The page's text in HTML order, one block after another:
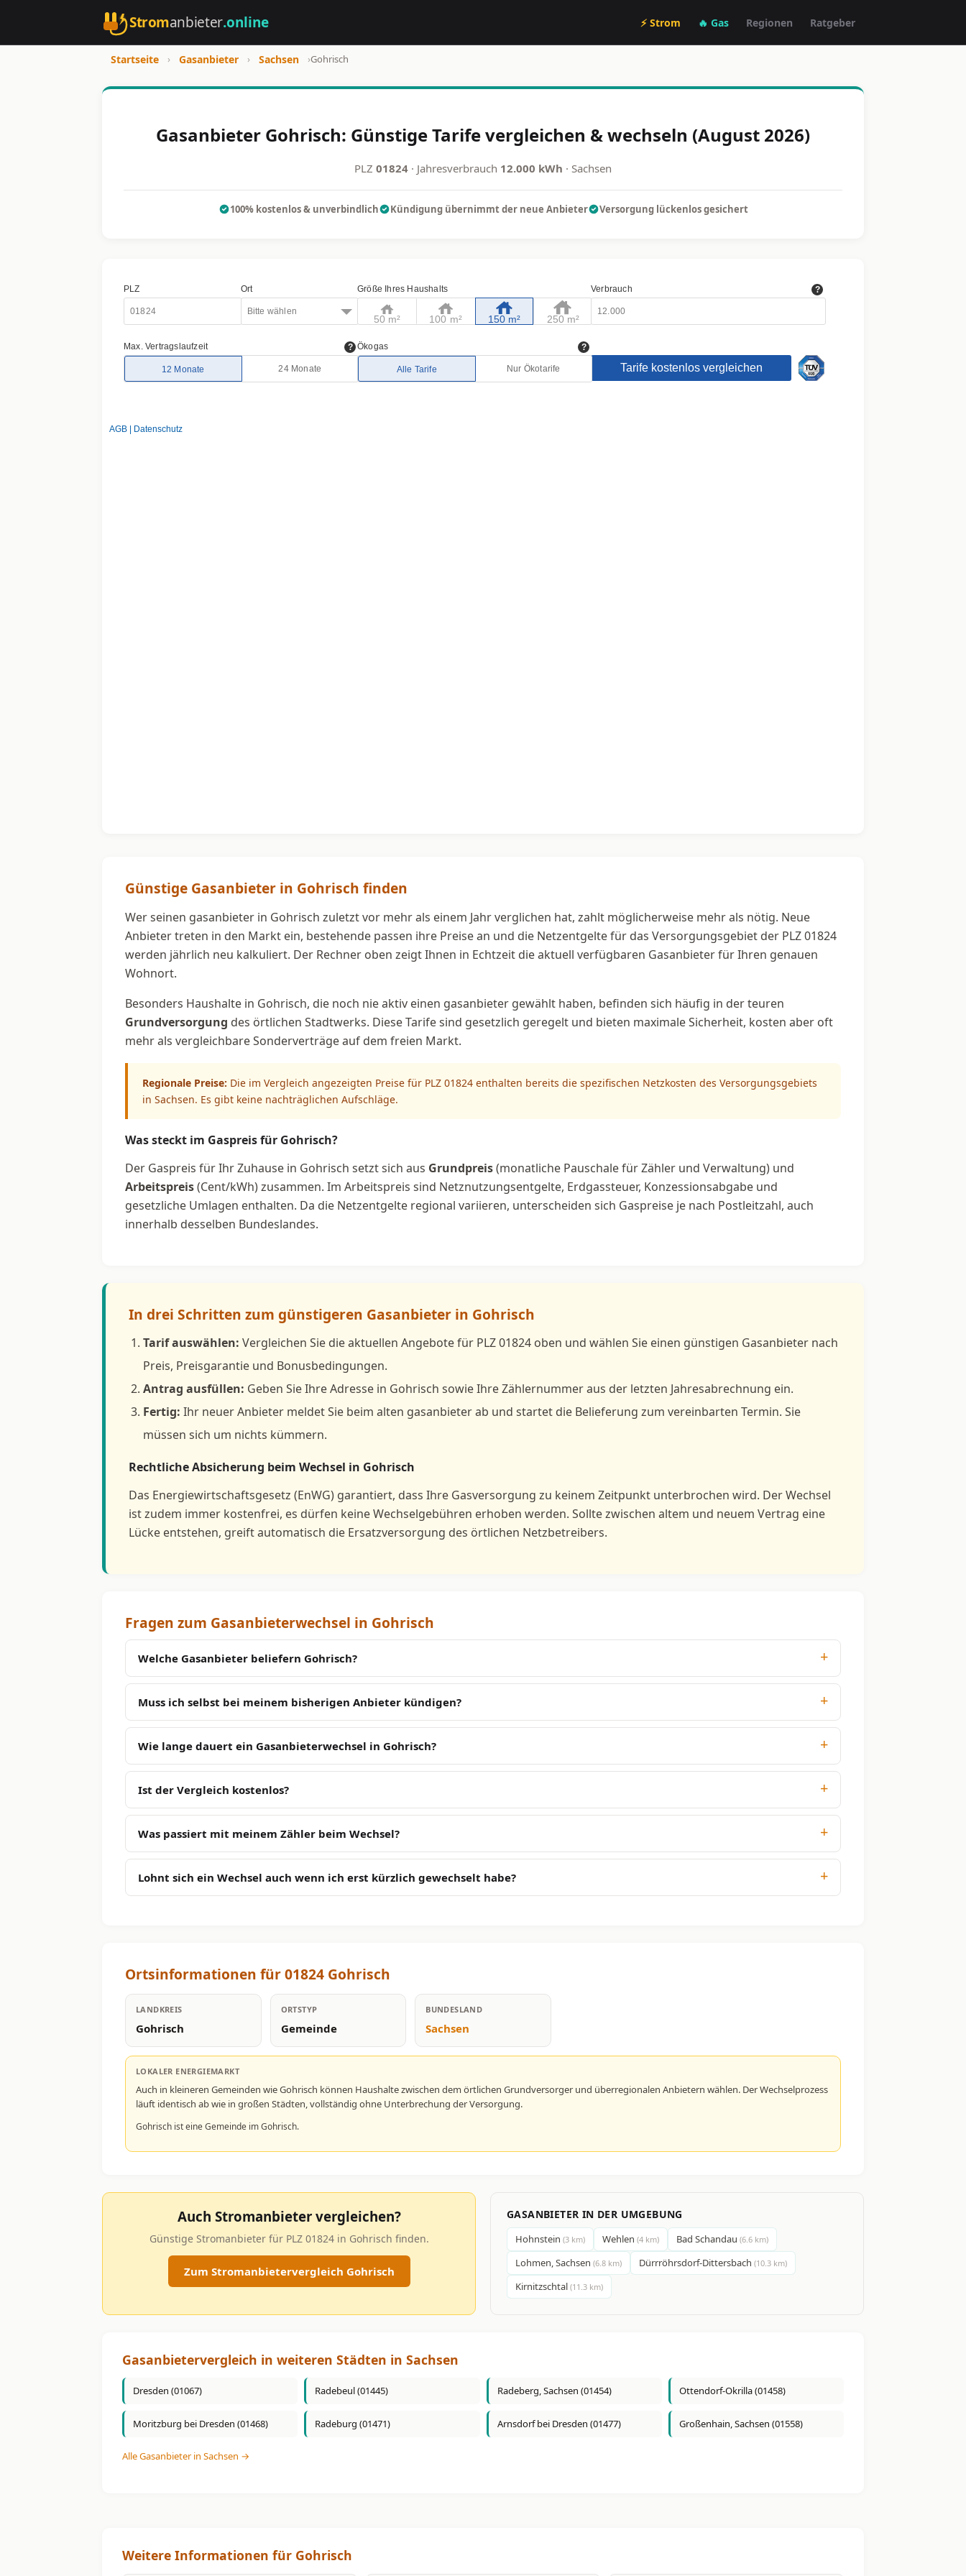
Stromanbieter.online ⚡ Strom 🔥 Gas Regionen Ratgeber
Startseite › Gasanbieter › Sachsen ›Gohrisch
Gasanbieter Gohrisch: Günstige Tarife vergleichen & wechseln (August 2026)
PLZ 01824 · Jahresverbrauch 12.000 kWh · Sachsen
100% kostenlos & unverbindlich Kündigung übernimmt der neue Anbieter Versorgung lückenlos gesichert
Günstige Gasanbieter in Gohrisch finden
Wer seinen gasanbieter in Gohrisch zuletzt vor mehr als einem Jahr verglichen hat, zahlt möglicherweise mehr als nötig. Neue
Anbieter treten in den Markt ein, bestehende passen ihre Preise an und die Netzentgelte für das Versorgungsgebiet der PLZ 01824
werden jährlich neu kalkuliert. Der Rechner oben zeigt Ihnen in Echtzeit die aktuell verfügbaren Gasanbieter für Ihren genauen
Wohnort.
Besonders Haushalte in Gohrisch, die noch nie aktiv einen gasanbieter gewählt haben, befinden sich häufig in der teuren
Grundversorgung des örtlichen Stadtwerks. Diese Tarife sind gesetzlich geregelt und bieten maximale Sicherheit, kosten aber oft
mehr als vergleichbare Sonderverträge auf dem freien Markt.
Regionale Preise: Die im Vergleich angezeigten Preise für PLZ 01824 enthalten bereits die spezifischen Netzkosten des Versorgungsgebiets
in Sachsen. Es gibt keine nachträglichen Aufschläge.
Was steckt im Gaspreis für Gohrisch?
Der Gaspreis für Ihr Zuhause in Gohrisch setzt sich aus Grundpreis(monatliche Pauschale für Zähler und Verwaltung) und
Arbeitspreis(Cent/kWh) zusammen. Im Arbeitspreis sind Netznutzungsentgelte, Erdgassteuer, Konzessionsabgabe und
gesetzliche Umlagen enthalten. Da die Netzentgelte regional variieren, unterscheiden sich Gaspreise je nach Postleitzahl, auch
innerhalb desselben Bundeslandes.
In drei Schritten zum günstigeren Gasanbieter in Gohrisch
Tarif auswählen: Vergleichen Sie die aktuellen Angebote für PLZ 01824 oben und wählen Sie einen günstigen Gasanbieter nach
Preis, Preisgarantie und Bonusbedingungen.
Antrag ausfüllen: Geben Sie Ihre Adresse in Gohrisch sowie Ihre Zählernummer aus der letzten Jahresabrechnung ein.
Fertig: Ihr neuer Anbieter meldet Sie beim alten gasanbieter ab und startet die Belieferung zum vereinbarten Termin. Sie
müssen sich um nichts kümmern.
Rechtliche Absicherung beim Wechsel in Gohrisch
Das Energiewirtschaftsgesetz (EnWG) garantiert, dass Ihre Gasversorgung zu keinem Zeitpunkt unterbrochen wird. Der Wechsel
ist zudem immer kostenfrei, es dürfen keine Wechselgebühren erhoben werden. Sollte zwischen altem und neuem Vertrag eine
Lücke entstehen, greift automatisch die Ersatzversorgung des örtlichen Netzbetreibers.
Fragen zum Gasanbieterwechsel in Gohrisch
Welche Gasanbieter beliefern Gohrisch?
Muss ich selbst bei meinem bisherigen Anbieter kündigen?
Wie lange dauert ein Gasanbieterwechsel in Gohrisch?
Ist der Vergleich kostenlos?
Was passiert mit meinem Zähler beim Wechsel?
Lohnt sich ein Wechsel auch wenn ich erst kürzlich gewechselt habe?
Ortsinformationen für 01824 Gohrisch
LANDKREIS
Gohrisch
ORTSTYP
Gemeinde
BUNDESLAND
Sachsen
LOKALER ENERGIEMARKT
Auch in kleineren Gemeinden wie Gohrisch können Haushalte zwischen dem örtlichen Grundversorger und überregionalen Anbietern wählen. Der Wechselprozess
läuft identisch ab wie in großen Städten, vollständig ohne Unterbrechung der Versorgung.
Gohrisch ist eine Gemeinde im Gohrisch.
Auch Stromanbieter vergleichen?
Günstige Stromanbieter für PLZ 01824 in Gohrisch finden.
Zum Stromanbietervergleich Gohrisch
GASANBIETER IN DER UMGEBUNG
Hohnstein (3 km) Wehlen (4 km) Bad Schandau (6.6 km)
Lohmen, Sachsen (6.8 km) Dürrröhrsdorf-Dittersbach (10.3 km)
Kirnitzschtal (11.3 km)
Gasanbietervergleich in weiteren Städten in Sachsen
Dresden (01067) Radebeul (01445) Radeberg, Sachsen (01454) Ottendorf-Okrilla (01458)
Moritzburg bei Dresden (01468) Radeburg (01471) Arnsdorf bei Dresden (01477) Großenhain, Sachsen (01558)
Alle Gasanbieter in Sachsen →
Weitere Informationen für Gohrisch